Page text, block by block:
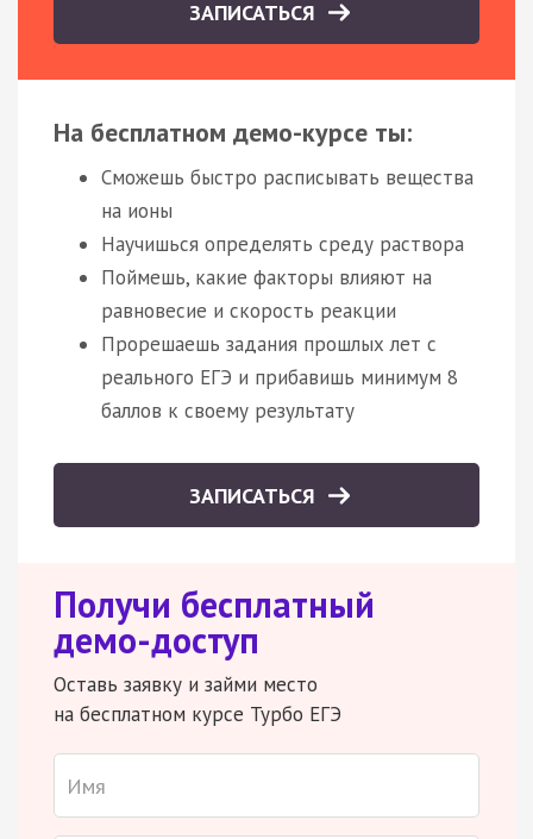
ЗАПИСАТЬСЯ
На бесплатном демо-курсе ты:
Сможешь быстро расписывать вещества
на ионы
Научишься определять среду раствора
Поймешь, какие факторы влияют на
равновесие и скорость реакции
Прорешаешь задания прошлых лет с
реального ЕГЭ и прибавишь минимум 8
баллов к своему результату
ЗАПИСАТЬСЯ
Получи бесплатный
демо-доступ
Оставь заявку и займи место
на бесплатном курсе Турбо ЕГЭ